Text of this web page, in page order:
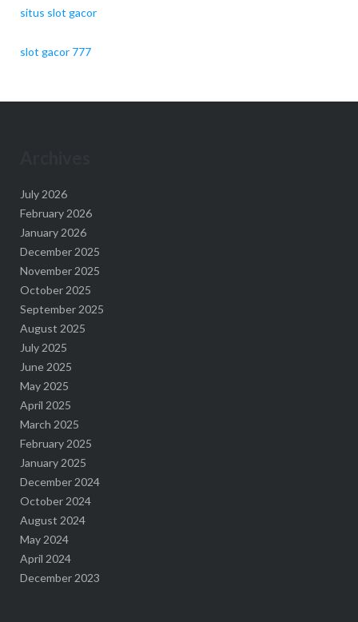
situs slot gacor
slot gacor 777
July 2026
February 2026
January 2026
December 2025
November 2025
October 2025
September 2025
August 2025
July 2025
June 2025
May 2025
April 2025
March 2025
February 2025
January 2025
December 2024
October 2024
August 2024
May 2024
April 2024
December 2023